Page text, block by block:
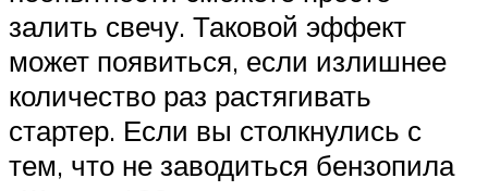
залить свечу. Таковой эффект
может появиться, если излишнее
количество раз растягивать
стартер. Если вы столкнулись с
тем, что не заводиться бензопила